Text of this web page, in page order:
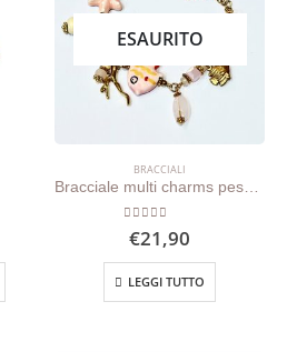
ESAURITO
BRACCIALI
out of 5
€21,90
LEGGI TUTTO